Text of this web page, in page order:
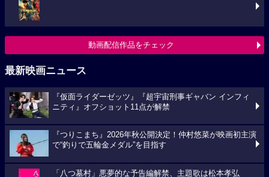
動画配信作品をチェック
最新映画ニュース
『仮面ライダーゼッツ』『超宇宙刑事ギャバン インフィ
ニティ』オフショット11点が解禁
『つりこまち』2026年秋公開決定！仲村悠菜が映画初主演
で“釣りで五輪金メダル”を目指す
「八つ墓村」悪夢的な予告編解禁、主題歌は松本孝弘